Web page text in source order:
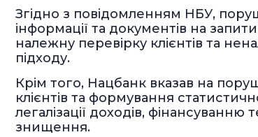
Згідно з повідомленням НБУ,
інформації та документів на
належну перевірку клієнтів та
підходу.
Крім того, Нацбанк вказав на
клієнтів та формування
легалізації доходів,
знищення.